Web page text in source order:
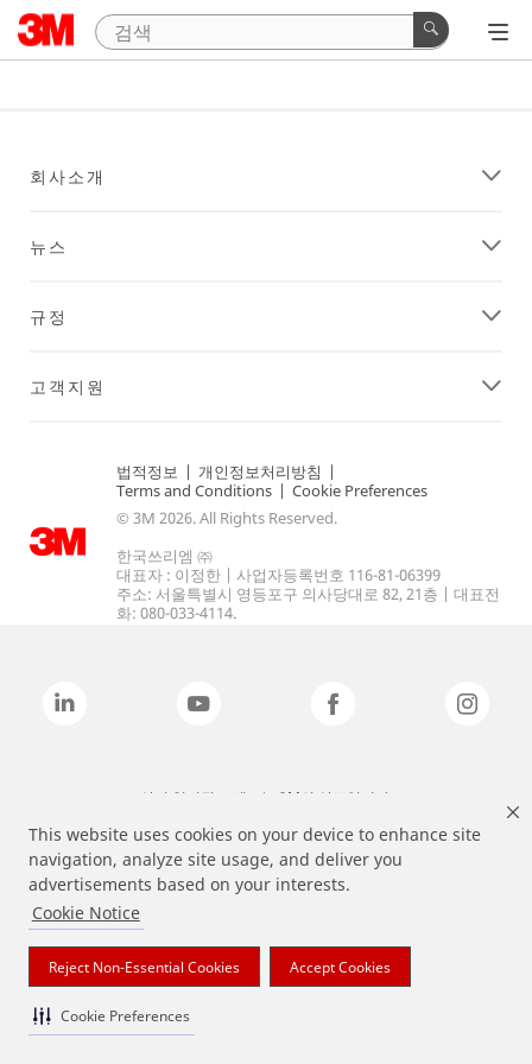
This website uses cookies on your device to enhance site
navigation, analyze site usage, and deliver you
advertisements based on your interests.
Cookie Notice
Reject Non-Essential Cookies Accept Cookies
Cookie Preferences
회사소개
뉴스
규정
고객지원
법적정보 | 개인정보처리방침 |
Terms and Conditions | Cookie Preferences
© 3M 2026. All Rights Reserved.
한국쓰리엠 ㈜
대표자 : 이정한 | 사업자등록번호 116-81-06399
주소: 서울특별시 영등포구 의사당대로 82, 21층 | 대표전
화: 080-033-4114.
상기 열거된 브랜드는 3M의 상표입니다.